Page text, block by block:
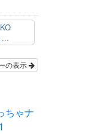
の表示
ちゃナ